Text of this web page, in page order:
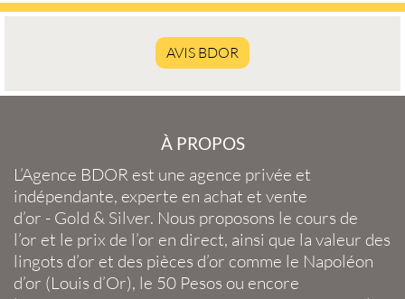
AVIS BDOR
À PROPOS
L’Agence BDOR est une agence privée et
indépendante, experte en achat et vente
d’or - Gold & Silver. Nous proposons le cours de
l’or et le prix de l’or en direct, ainsi que la valeur des
lingots d’or et des pièces d’or comme le Napoléon
d’or (Louis d’Or), le 50 Pesos ou encore